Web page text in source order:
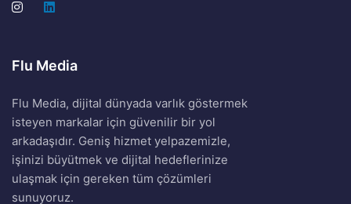
Flu Media
Flu Media, dijital dünyada varlık göstermek
isteyen markalar için güvenilir bir yol
arkadaşıdır. Geniş hizmet yelpazemizle,
işinizi büyütmek ve dijital hedeflerinize
ulaşmak için gereken tüm çözümleri
sunuyoruz.